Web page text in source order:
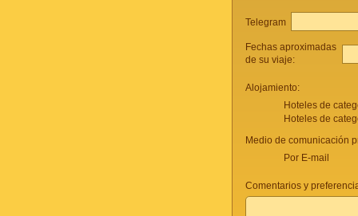
Telegram
Fechas aproximadas
de su viaje:
Alojamiento:
Hoteles de
Hoteles de
Medio de comunicación
Por E-mail
Comentarios y